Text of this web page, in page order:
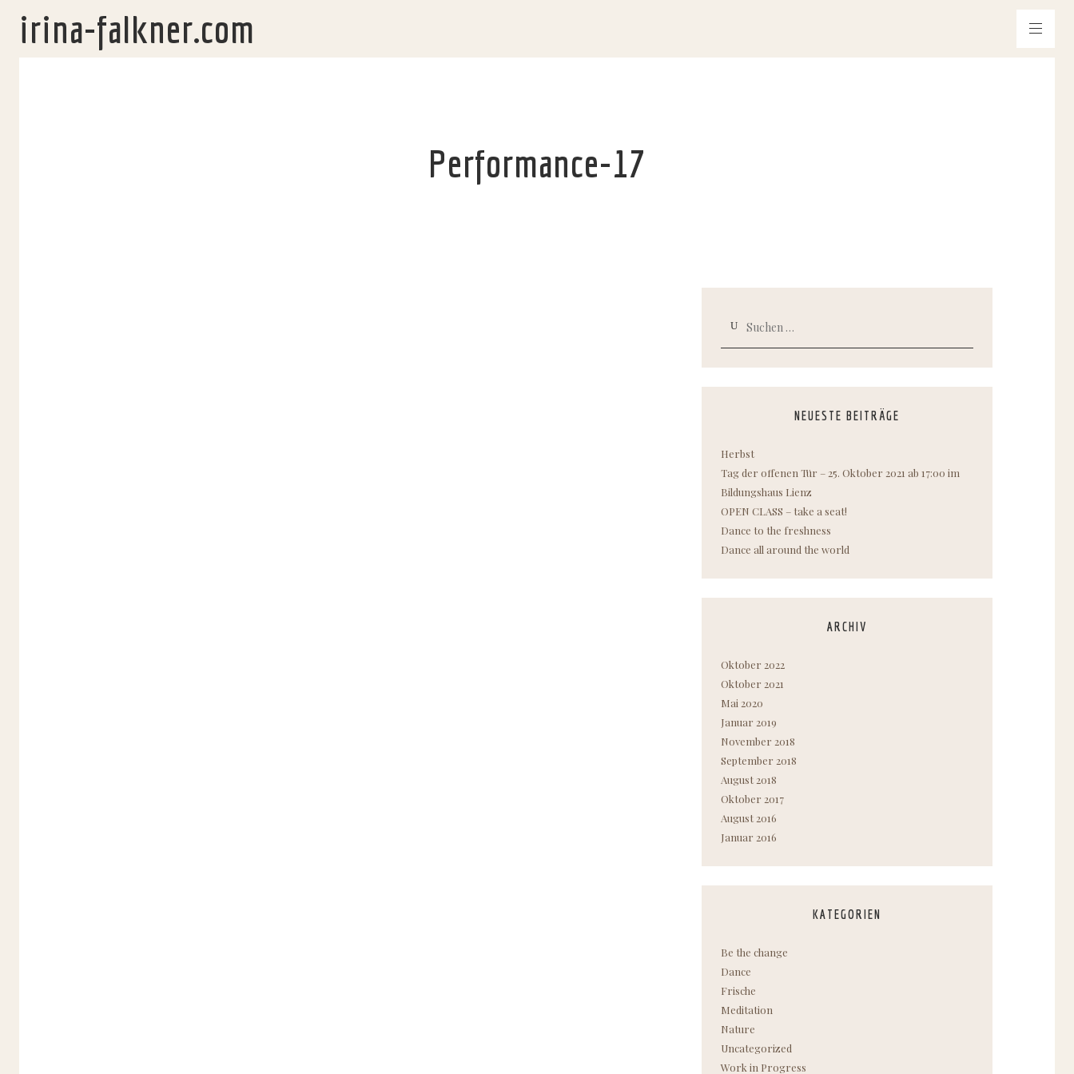
irina-falkner.com
Performance-17
Suchen
NEUESTE BEITRÄGE
Herbst
Tag der offenen Tür – 25. Oktober 2021 ab 17:00 im
Bildungshaus Lienz
OPEN CLASS – take a seat!
Dance to the freshness
Dance all around the world
ARCHIV
Oktober 2022
Oktober 2021
Mai 2020
Januar 2019
November 2018
September 2018
August 2018
Oktober 2017
August 2016
Januar 2016
KATEGORIEN
Be the change
Dance
Frische
Meditation
Nature
Uncategorized
Work in Progress